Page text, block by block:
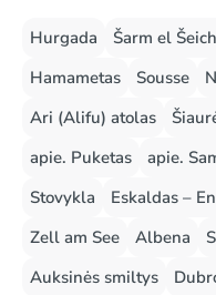
Hurgada Šarm el
Hamametas
Sousse
Ari (Alifu) atolas
apie. Puketas
apie.
Stovykla
Eskaldas –
Zell am See
Albena
Auksinės smiltys